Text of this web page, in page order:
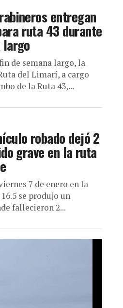
entregan
ruta 43 durante
largo
de semana largo, la
del Limarí, a cargo
de la Ruta 43,...
robado dejó 2
grave en la ruta
7 de enero en la
se produjo un
fallecieron 2...